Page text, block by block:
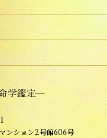
ンション2号館606号